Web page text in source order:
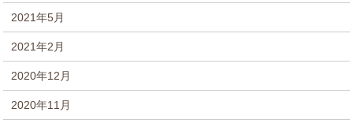
2021年5月
2021年2月
2020年12月
2020年11月